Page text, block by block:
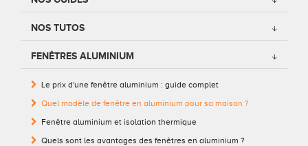
NOS TUTOS
FENÊTRES ALUMINIUM
Le prix d'une fenêtre aluminium : guide complet
Quel modèle de fenêtre en aluminium pour sa maison ?
Fenêtre aluminium et isolation thermique
Quels sont les avantages des fenêtres en aluminium ?
Demander un devis
Télécharger le catalogue
Tous nos accessoires volets battants
Télécharger le catalogue
Accessoires
Conseils pour choisir
Demander un devis